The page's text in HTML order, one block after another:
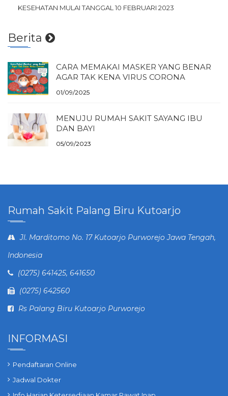
KESEHATAN MULAI TANGGAL 10 FEBRUARI 2023
Berita
CARA MEMAKAI MASKER YANG BENAR
AGAR TAK KENA VIRUS CORONA
01/09/2025
MENUJU RUMAH SAKIT SAYANG IBU
DAN BAYI
05/09/2023
Rumah Sakit Palang Biru Kutoarjo
Jl. Marditomo No. 17 Kutoarjo Purworejo Jawa Tengah,
Indonesia
(0275) 641425, 641650
(0275) 642560
Rs Palang Biru Kutoarjo Purworejo
INFORMASI
Pendaftaran Online
Jadwal Dokter